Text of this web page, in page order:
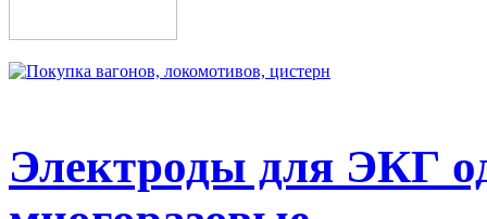
Электроды для ЭКГ